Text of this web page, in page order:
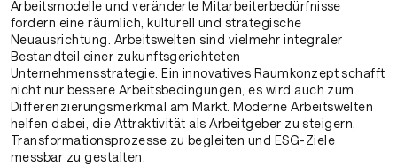
Arbeitsmodelle und veränderte Mitarbeiterbedürfnisse
fordern eine räumlich, kulturell und strategische
Neuausrichtung. Arbeitswelten sind vielmehr integraler
Bestandteil einer zukunftsgerichteten
Unternehmensstrategie. Ein innovatives Raumkonzept schafft
nicht nur bessere Arbeitsbedingungen, es wird auch zum
Differenzierungsmerkmal am Markt. Moderne Arbeitswelten
helfen dabei, die Attraktivität als Arbeitgeber zu steigern,
Transformationsprozesse zu begleiten und ESG-Ziele
messbar zu gestalten.